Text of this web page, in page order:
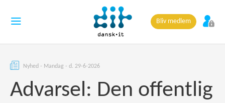
Bliv medlem
Nyhed - Mandag - d. 29-6-2026
Advarsel: Den offentlig